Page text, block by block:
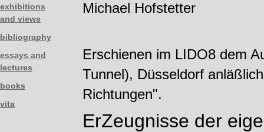
exhibitions
and views
bibliography
essays and
lectures
books
vita
Michael Hofstetter
Erschienen im LIDO8 dem
Tunnel), Düsseldorf
Richtungen".
ErZeugnisse der